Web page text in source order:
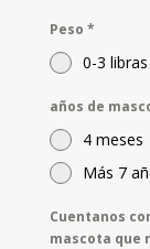
Peso *
0-3 libras
años de
4 meses
Más 7
Cuentanos
mascota que